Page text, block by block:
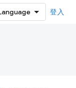
登入